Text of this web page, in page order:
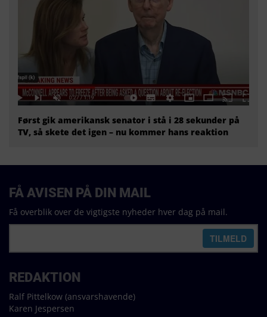
Først gik amerikansk senator i stå i 28 sekunder på
TV, så skete det igen – nu kommer hans reaktion
REDAKTION
Ralf Pittelkow (ansvarshavende)
Karen Jespersen
FÅ AVISEN PÅ DIN MAIL
Få overblik over de vigtigste nyheder hver dag på mail.